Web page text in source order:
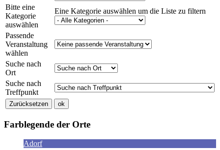
Bitte eine
Kategorie
auswählen
Eine Kategorie auswählen um die Liste zu filtern
Passende
Veranstaltung
wählen
Suche nach
Ort
Suche nach
Treffpunkt
Farblegende der Orte
Adorf